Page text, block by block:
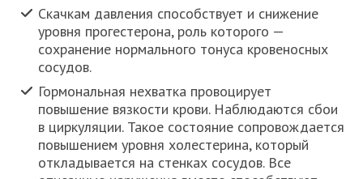
Скачкам давления способствует и снижение
уровня прогестерона, роль которого —
сохранение нормального тонуса кровеносных
сосудов.
Гормональная нехватка провоцирует
повышение вязкости крови. Наблюдаются сбои
в циркуляции. Такое состояние сопровождается
повышением уровня холестерина, который
откладывается на стенках сосудов. Все